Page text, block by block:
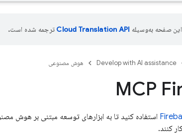
این صفحه به‌وسیله ترجمه شده است.
Develop with AI assistance هوش مصنوعی
استفاده کنید تا به ابزارهای توسعه مبتنی بر هوش